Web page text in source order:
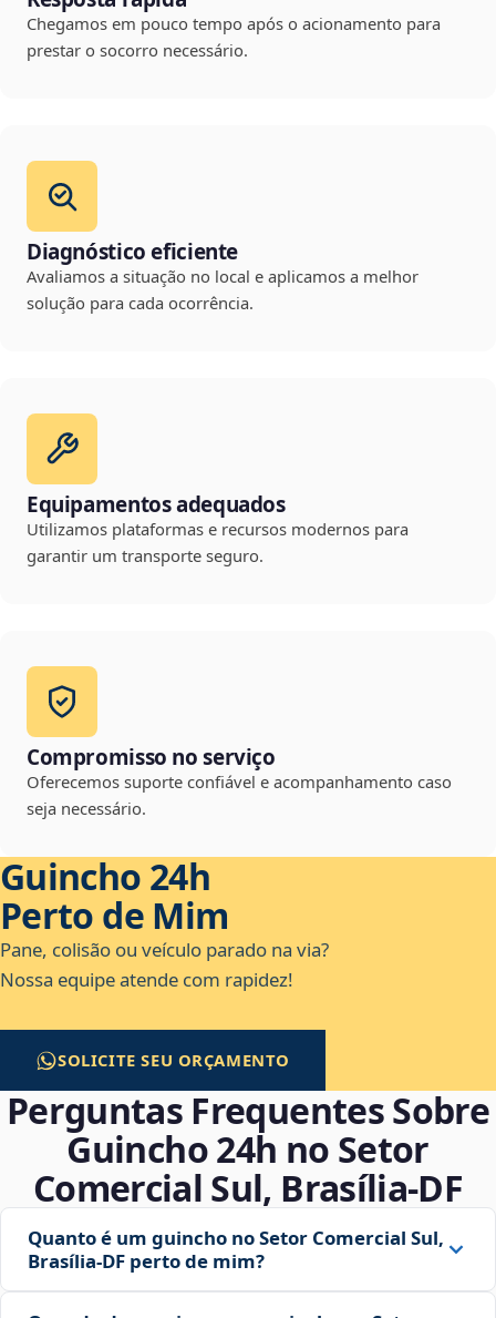
Chegamos em pouco tempo após o acionamento para
prestar o socorro necessário.
Diagnóstico eficiente
Avaliamos a situação no local e aplicamos a melhor
solução para cada ocorrência.
Equipamentos adequados
Utilizamos plataformas e recursos modernos para
garantir um transporte seguro.
Compromisso no serviço
Oferecemos suporte confiável e acompanhamento caso
seja necessário.
Guincho 24h
Perto de Mim
Pane, colisão ou veículo parado na via?
Nossa equipe atende com rapidez!
SOLICITE SEU ORÇAMENTO
Perguntas Frequentes Sobre
Guincho 24h no Setor
Comercial Sul, Brasília‑DF
Quanto é um guincho no Setor Comercial Sul,
Brasília‑DF perto de mim?